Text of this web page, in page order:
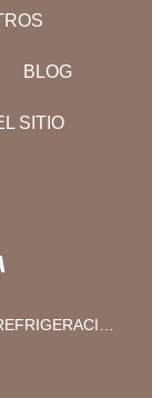
BLOG
SITIO